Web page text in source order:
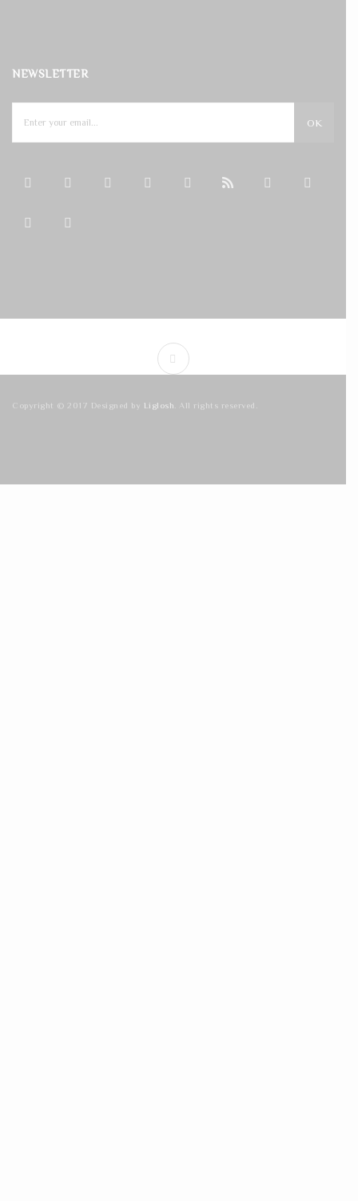
NEWSLETTER
OK
Copyright © 2017 Designed by Liglosh . All rights reserved.